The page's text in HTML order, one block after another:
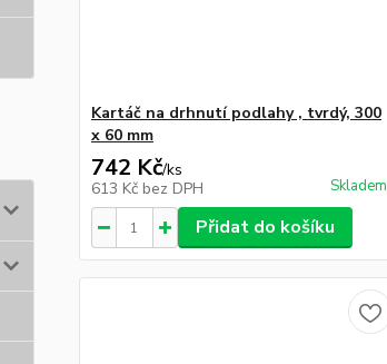
Kartáč na drhnutí podlahy , tvrdý, 300
x 60 mm
742 Kč/ks
613 Kč bez DPH Skladem
Přidat do košíku